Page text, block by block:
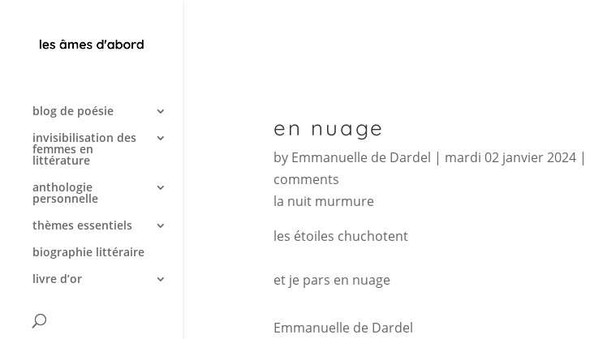
blog de poésie
invisibilisation des
femmes en
littérature
anthologie
personnelle
thèmes essentiels
biographie littéraire
livre d’or
en nuage
by Emmanuelle de Dardel | mardi 02 janvier 2024|
comments
la nuit murmure
les étoiles chuchotent
et je pars en nuage
Emmanuelle de Dardel